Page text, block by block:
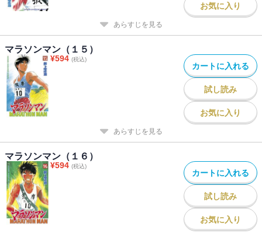
お気に入り
あらすじを見る
マラソンマン（１５）
¥594 (税込)
カートに入れる
試し読み
お気に入り
あらすじを見る
マラソンマン（１６）
¥594 (税込)
カートに入れる
試し読み
お気に入り